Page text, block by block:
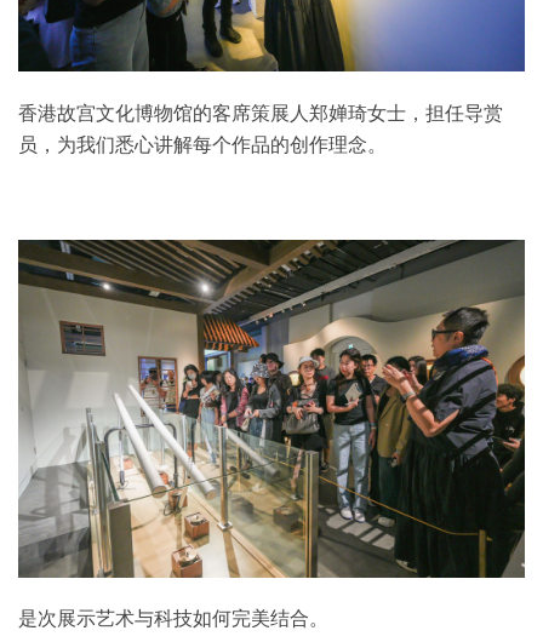
香港故宫文化博物馆的客席策展人郑婵琦女士，担任导赏
员，为我们悉心讲解每个作品的创作理念。
是次展示艺术与科技如何完美结合。